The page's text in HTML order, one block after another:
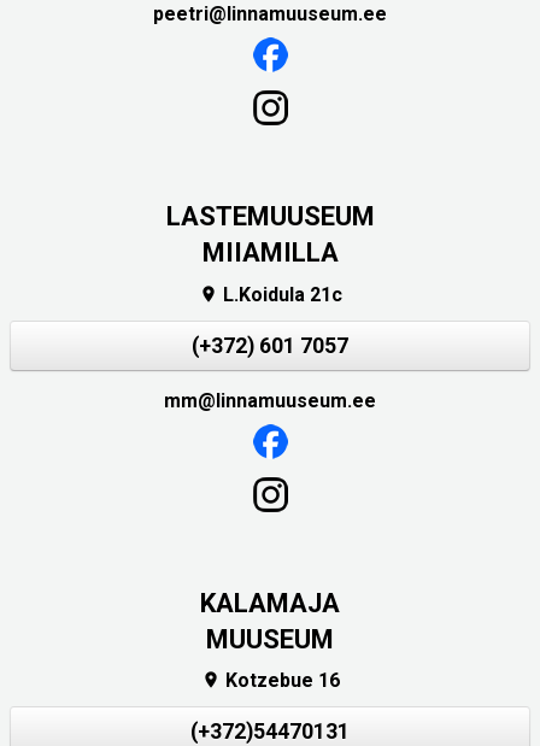
peetri@linnamuuseum.ee
LASTEMUUSEUM
MIIAMILLA
 L.Koidula 21c
(+372) 601 7057
mm@linnamuuseum.ee
KALAMAJA
MUUSEUM
 Kotzebue 16
(+372)54470131